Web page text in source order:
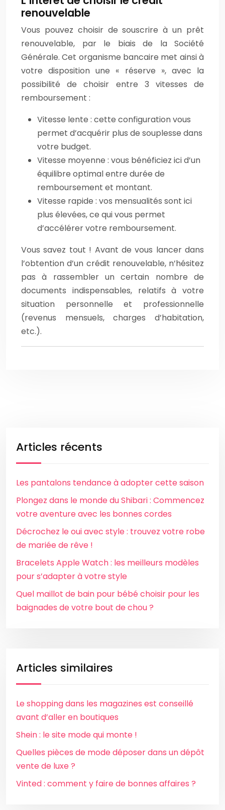
renouvelable
Vous pouvez choisir de souscrire à un prêt
renouvelable, par le biais de la Société
Générale. Cet organisme bancaire met ainsi à
votre disposition une « réserve », avec la
possibilité de choisir entre 3 vitesses de
remboursement :
Vitesse lente : cette configuration vous
permet d’acquérir plus de souplesse dans
votre budget.
Vitesse moyenne : vous bénéficiez ici d’un
équilibre optimal entre durée de
remboursement et montant.
Vitesse rapide : vos mensualités sont ici
plus élevées, ce qui vous permet
d’accélérer votre remboursement.
Vous savez tout ! Avant de vous lancer dans
l’obtention d’un crédit renouvelable, n’hésitez
pas à rassembler un certain nombre de
documents indispensables, relatifs à votre
situation personnelle et professionnelle
(revenus mensuels, charges d’habitation,
etc.).
Articles récents
Les pantalons tendance à adopter cette saison
Plongez dans le monde du Shibari : Commencez
votre aventure avec les bonnes cordes
Décrochez le oui avec style : trouvez votre robe
de mariée de rêve !
Bracelets Apple Watch : les meilleurs modèles
pour s’adapter à votre style
Quel maillot de bain pour bébé choisir pour les
baignades de votre bout de chou ?
Articles similaires
Le shopping dans les magazines est conseillé
avant d’aller en boutiques
Shein : le site mode qui monte !
Quelles pièces de mode déposer dans un dépôt
vente de luxe ?
Vinted : comment y faire de bonnes affaires ?